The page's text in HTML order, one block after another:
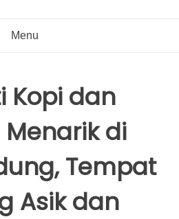
Menu
Kopi dan
di
Tempat
Asik dan